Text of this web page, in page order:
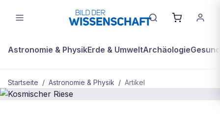
Astronomie & PhysikErde & UmweltArchäologie
Startseite / Astronomie & Physik / Artikel